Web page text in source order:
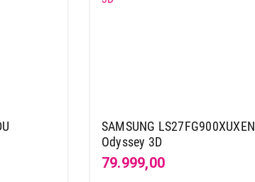
SAMSUNG LS27FG900XUXEN
Odyssey 3D
79.999,00